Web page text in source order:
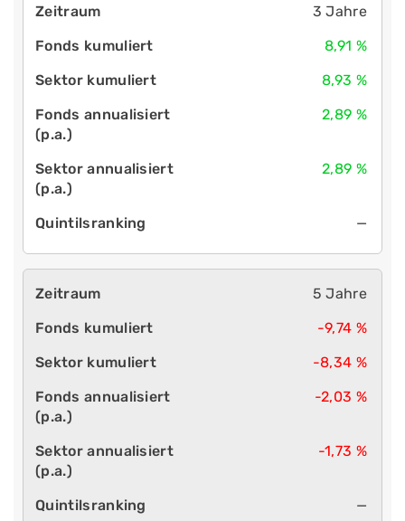
3 Jahre
8,91 %
8,93 %
2,89 %
2,89 %
—
5 Jahre
-9,74 %
-8,34 %
-2,03 %
-1,73 %
—